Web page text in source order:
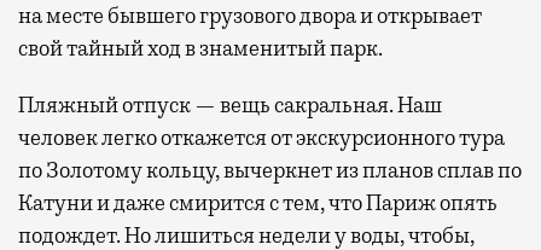
на месте бывшего грузового двора и открывает
свой тайный ход в знаменитый парк.
Пляжный отпуск — вещь сакральная. Наш
человек легко откажется от экскурсионного тура
по Золотому кольцу, вычеркнет из планов сплав по
Катуни и даже смирится с тем, что Париж опять
подождет. Но лишиться недели у воды, чтобы,